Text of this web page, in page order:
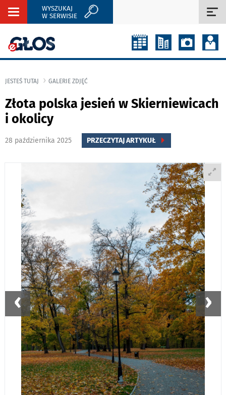
Rozwiń
WYSZUKAJ
W SERWISIE
JESTEŚ TUTAJ GALERIE ZDJĘĆ
Złota polska jesień w Skierniewicach
i okolicy
28 października 2025 PRZECZYTAJ ARTYKUŁ
‹ ›